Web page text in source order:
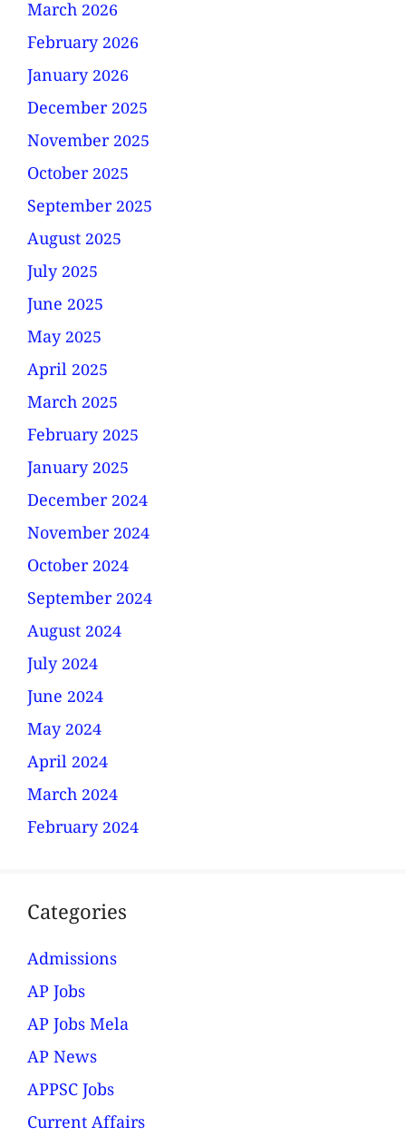
March 2026
February 2026
January 2026
December 2025
November 2025
October 2025
September 2025
August 2025
July 2025
June 2025
May 2025
April 2025
March 2025
February 2025
January 2025
December 2024
November 2024
October 2024
September 2024
August 2024
July 2024
June 2024
May 2024
April 2024
March 2024
February 2024
Categories
Admissions
AP Jobs
AP Jobs Mela
AP News
APPSC Jobs
Current Affairs